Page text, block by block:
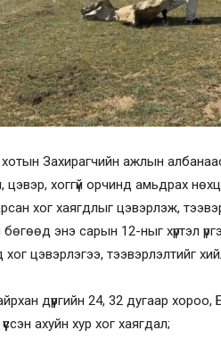
Захирагчийн ажлын албанаас
цэвэр, хоггүй орчинд амьдрах
хог хаягдлыг цэвэрлэж,
бөгөөд энэ сарын 12-ныг хүртэл
цэвэрлэгээ, тээвэрлэлтийг
дүүргийн 24, 32 дугаар
ахуйн хур хог хаягдал;